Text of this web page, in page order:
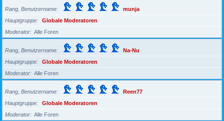
Rang, Benutzername
munja
Hauptgruppe
Globale Moderatoren
Moderator
Alle Foren
Rang, Benutzername
Na-Nu
Hauptgruppe
Globale Moderatoren
Moderator
Alle Foren
Rang, Benutzername
Reen77
Hauptgruppe
Globale Moderatoren
Moderator
Alle Foren